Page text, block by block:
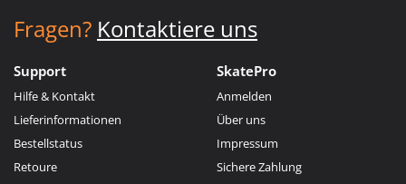
Fragen? Kontaktiere uns
Support
Hilfe & Kontakt
Lieferinformationen
Bestellstatus
Retoure
SkatePro
Anmelden
Über uns
Impressum
Sichere Zahlung